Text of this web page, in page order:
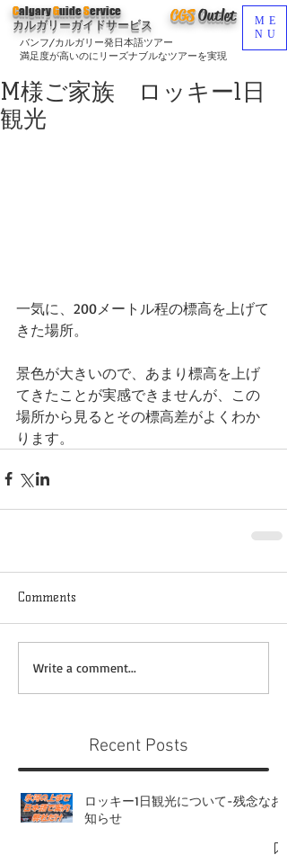
CGSOutlet
バンフ/カルガリー発日本語ツアー
満足度が高いのにリーズナブルなツアーを実現
CalgaryGuideService
カルガリーガイドサービス
ME
NU
M様ご家族 ロッキー1日
観光
一気に、200メートル程の標高を上げて
きた場所。
景色が大きいので、あまり標高を上げ
てきたことが実感できませんが、この
場所から見るとその標高差がよくわか
ります。
Comments
Write a comment...
Recent Posts
ロッキー1日観光について-残念なお
知らせ